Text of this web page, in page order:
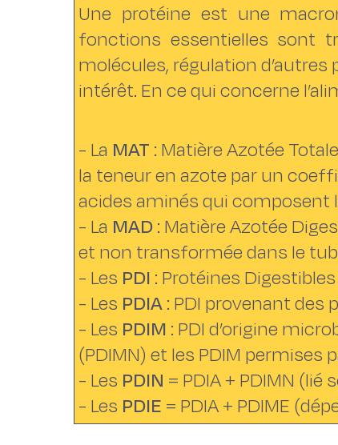
Une protéine est une
fonctions essentielles sont
molécules, régulation d’autres
intérêt. En ce qui concerne
- La MAT : Matière Azotée
la teneur en azote par un
acides aminés qui composent
- La MAD: Matière Azotée
et non transformée dans le
- Les PDI : Protéines
- Les PDIA: PDI provenant des
- Les PDIM : PDI d’origine
(PDIMN) et les PDIM permises
- Les PDIN = PDIA + PDIMN
- Les PDIE = PDIA + PDIME